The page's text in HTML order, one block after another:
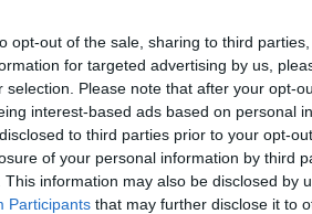
opt-out of the sale, sharing to third
for targeted advertising by us,
selection. Please note that after your opt-
interest-based ads based on personal
to third parties prior to your opt-
of your personal information by third
This information may also be disclosed by
Participants that may further disclose it to
a sav-bázis egyensúly
az emésztőrendszert,
könnyebben eljutnak a májhoz,